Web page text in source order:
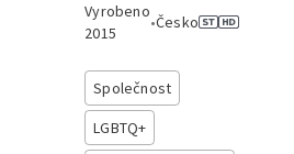
Vyrobeno
2015
•Česko
Společnost
LGBTQ+